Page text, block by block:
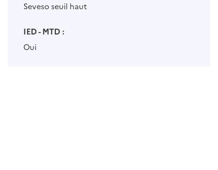
Seveso seuil haut
IED - MTD :
Oui